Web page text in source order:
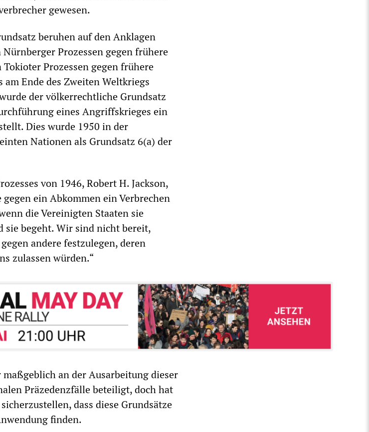
gewesen.
beruhen auf den Anklagen
Prozessen gegen frühere
Prozessen gegen frühere
Ende des Zweiten Weltkriegs
der völkerrechtliche Grundsatz
eines Angriffskrieges ein
Dies wurde 1950 in der
Nationen als Grundsatz 6(a) der
von 1946, Robert H. Jackson,
ein Abkommen ein Verbrechen
die Vereinigten Staaten sie
sie begeht. Wir sind nicht bereit,
andere festzulegen, deren
zulassen würden.“
an der Ausarbeitung dieser
Präzedenzfälle beteiligt, doch hat
dass diese Grundsätze
finden.